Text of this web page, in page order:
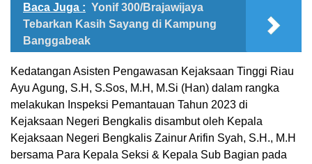
Baca Juga : Yonif 300/Brajawijaya
Tebarkan Kasih Sayang di Kampung
Banggabeak
Kedatangan Asisten Pengawasan Kejaksaan Tinggi Riau
Ayu Agung, S.H, S.Sos, M.H, M.Si (Han) dalam rangka
melakukan Inspeksi Pemantauan Tahun 2023 di
Kejaksaan Negeri Bengkalis disambut oleh Kepala
Kejaksaan Negeri Bengkalis Zainur Arifin Syah, S.H., M.H
bersama Para Kepala Seksi & Kepala Sub Bagian pada